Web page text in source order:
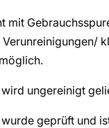
mit
Verunreinigungen/
wird ungereinigt
wurde geprüft und